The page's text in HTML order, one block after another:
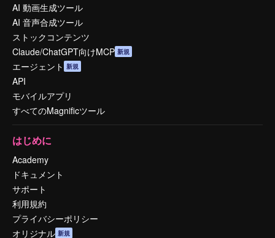
AI 動画生成ツール
AI 音声合成ツール
ストックコンテンツ
Claude/ChatGPT向けMCP 新規
エージェント 新規
API
モバイルアプリ
すべてのMagnificツール
はじめに
Academy
ドキュメント
サポート
利用規約
プライバシーポリシー
オリジナル 新規